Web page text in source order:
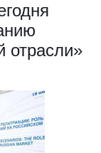
отрасли»